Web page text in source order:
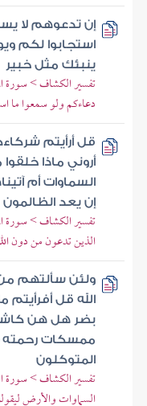
إن تدعوهم لا
استجابوا لكم
ينبئك مثل خبير
تفسير الكشاف > سورة
دعاءكم ولو سمعوا ما
قل أرأيتم
أروني ماذا
السماوات أم
إن يعد
تفسير الكشاف > سورة
الذين تدعون من دون
ولئن سألتهم من
الله قل أفرأيتم
بضر هل هن
ممسكات رحمته
المتوكلون
تفسير الكشاف > سورة
السماوات والأرض